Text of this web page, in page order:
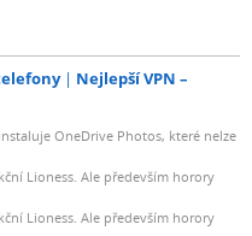
Nejlepší VPN –
OneDrive Photos, které nelze
Lioness. Ale především horory
Lioness. Ale především horory